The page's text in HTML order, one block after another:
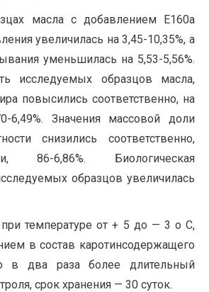
масла с добавлением Е160а
увеличилась на 3,45-10,35%, а
уменьшилась на 5,53-5,56%.
исследуемых образцов масла,
повысились соответственно, на
6,49%. Значения массовой доли
снизились соответственно,
86-6,86%. Биологическая
образцов увеличилась
при температуре от + 5 до — 3 о С,
в состав каротинсодержащего
в два раза более длительный
срок хранения — 30 суток.